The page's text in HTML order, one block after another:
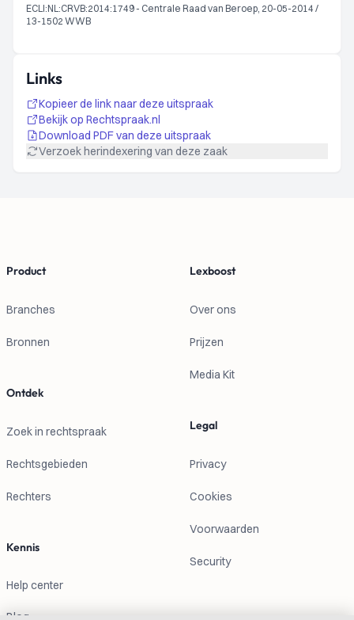
ECLI:NL:CRVB:2014:1749 - Centrale Raad van Beroep, 20-05-2014 /
13-1502 WWB
Links
Kopieer de link naar deze uitspraak
Bekijk op Rechtspraak.nl
Download PDF van deze uitspraak
Verzoek herindexering van deze zaak
Product
Branches
Bronnen
Ontdek
Zoek in rechtspraak
Rechtsgebieden
Rechters
Kennis
Help center
Blog
Lexboost
Over ons
Prijzen
Media Kit
Legal
Privacy
Cookies
Voorwaarden
Security